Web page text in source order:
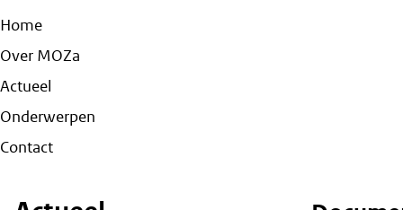
Home
Over MOZa
Actueel
Onderwerpen
Contact